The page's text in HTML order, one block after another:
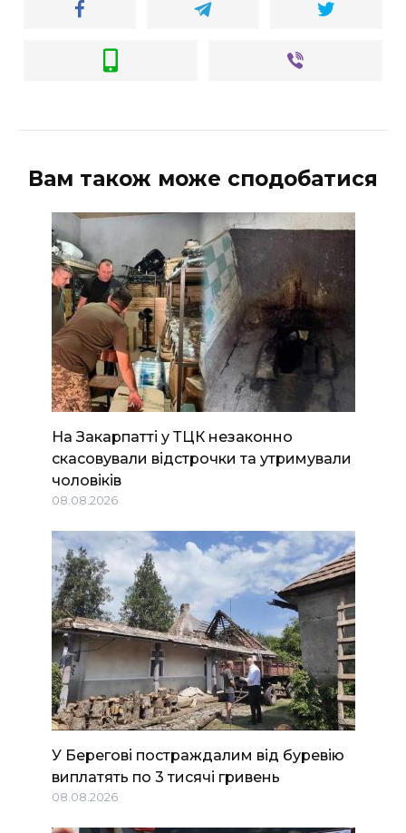
Вам також може сподобатися
На Закарпатті у ТЦК незаконно
скасовували відстрочки та утримували
чоловіків
08.08.2026
У Берегові постраждалим від буревію
виплатять по 3 тисячі гривень
08.08.2026